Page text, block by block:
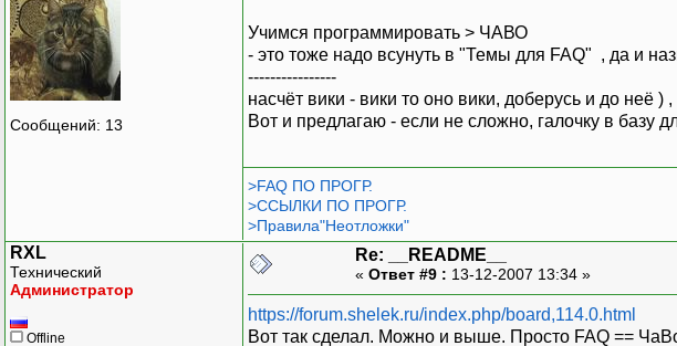
Сообщений: 13
Учимся программировать > ЧАВО
- это тоже надо всунуть в "Темы для FAQ" , да и
----------------
насчёт вики - вики то оно вики, доберусь и до неё
Вот и предлагаю - если не сложно, галочку в базу
>FAQ ПО ПРОГР.
>ССЫЛКИ ПО ПРОГР.
>Правила"Неотложки"
RXL
Технический
Администратор
Offline
Re: __README__
« Ответ #9 : 13-12-2007 13:34 »
https://forum.shelek.ru/index.php/board,114.0.html
Вот так сделал. Можно и выше. Просто FAQ ==